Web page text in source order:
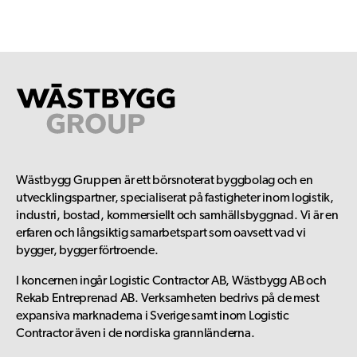
Wästbygg Gruppen är ett börsnoterat byggbolag och en
utvecklingspartner, specialiserat på fastigheter inom logistik,
industri, bostad, kommersiellt och samhällsbyggnad. Vi är en
erfaren och långsiktig samarbetspart som oavsett vad vi
bygger, bygger förtroende.
I koncernen ingår Logistic Contractor AB, Wästbygg AB och
Rekab Entreprenad AB. Verksamheten bedrivs på de mest
expansiva marknaderna i Sverige samt inom Logistic
Contractor även i de nordiska grannländerna.